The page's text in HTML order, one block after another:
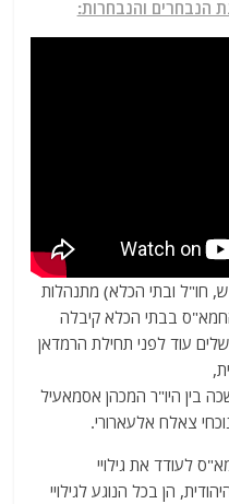
הנבחרים והנבחרות:
חו"ל ובתי הכלא) מתנהלות
בבתי הכלא קיבלה
עוד לפני תחילת הרמדאן
בין היו"ר המכהן אסמאעיל
צאלח אלעארורי.
לעודד את גילויי
הן בכל הנוגע לגילויי